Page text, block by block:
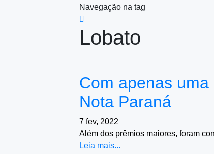
Navegação na tag
Lobato
Com apenas
Nota Paraná
7 fev, 2022
Além dos prêmios maiores, foram
Leia mais...